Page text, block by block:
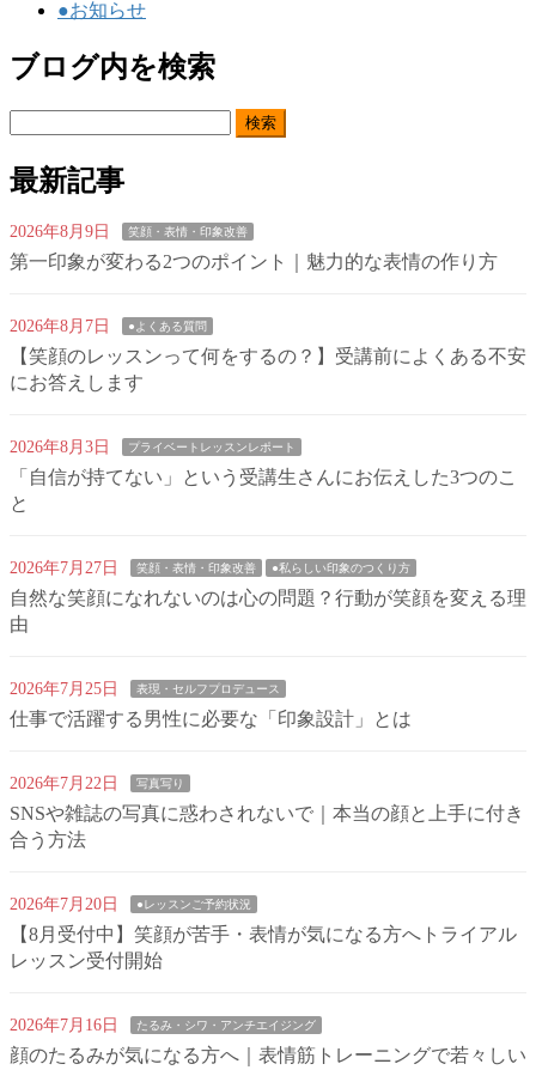
●お知らせ
ブログ内を検索
最新記事
2026年8月9日 笑顔・表情・印象改善
第一印象が変わる2つのポイント｜魅力的な表情の作り方
2026年8月7日 ●よくある質問
【笑顔のレッスンって何をするの？】受講前によくある不安
にお答えします
2026年8月3日 プライベートレッスンレポート
「自信が持てない」という受講生さんにお伝えした3つのこ
と
2026年7月27日 笑顔・表情・印象改善 ●私らしい印象のつくり方
自然な笑顔になれないのは心の問題？行動が笑顔を変える理
由
2026年7月25日 表現・セルフプロデュース
仕事で活躍する男性に必要な「印象設計」とは
2026年7月22日 写真写り
SNSや雑誌の写真に惑わされないで｜本当の顔と上手に付き
合う方法
2026年7月20日 ●レッスンご予約状況
【8月受付中】笑顔が苦手・表情が気になる方へトライアル
レッスン受付開始
2026年7月16日 たるみ・シワ・アンチエイジング
顔のたるみが気になる方へ｜表情筋トレーニングで若々しい